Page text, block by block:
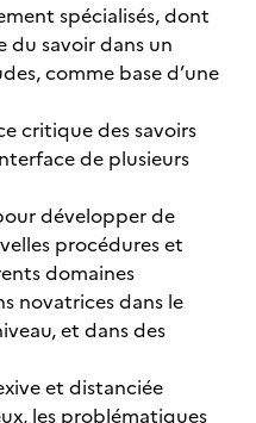
spécialisés, dont
du savoir dans un
comme base d’une
critique des savoirs
de plusieurs
développer de
procédures et
domaines
novatrices dans le
et dans des
et distanciée
les problématiques